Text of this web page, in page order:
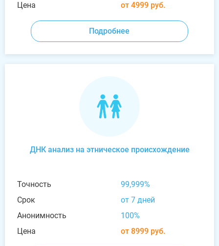
Цена
от 4999 руб.
Подробнее
ДНК анализ на этническое происхождение
Точность
99,999%
Срок
от 7 дней
Анонимность
100%
Цена
от 8999 руб.